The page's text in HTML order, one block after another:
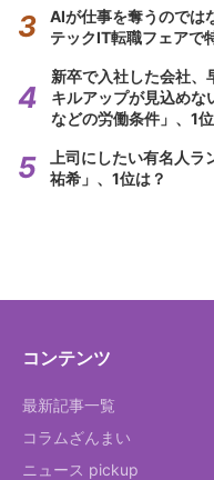
AIが仕事を奪うので
テックIT転職フェアで
新卒で入社した会社
キルアップが見込めな
などの労働条件」、1
上司にしたい有名人
祐希」、1位は？
コンテンツ
最新記事一覧
コラムざんまい
ニュース pickup